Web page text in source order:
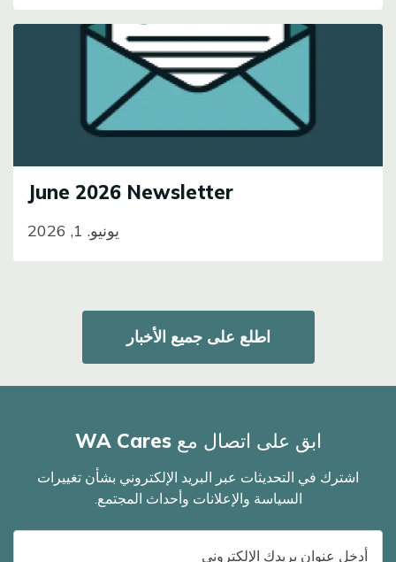
June 2026 Newsletter
يونيو. 1, 2026
اطلع على جميع الأخبار
ابق على اتصال مع WA Cares
اشترك في التحديثات عبر البريد الإلكتروني بشأن تغييرات
السياسة والإعلانات وأحداث المجتمع.